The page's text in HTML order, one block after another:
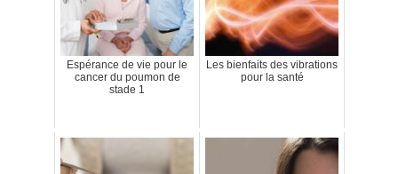
Espérance de vie pour le
cancer du poumon de
stade 1
Les bienfaits des vibrations
pour la santé